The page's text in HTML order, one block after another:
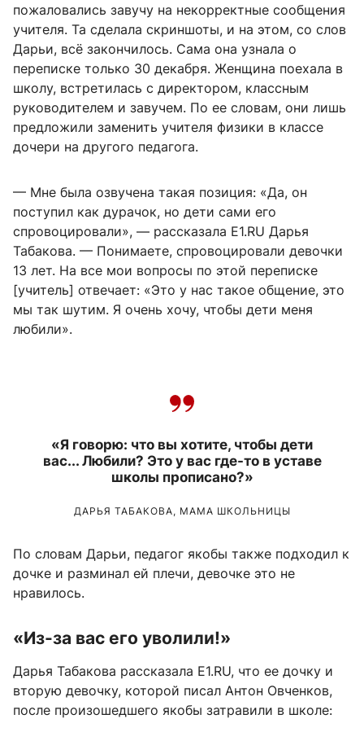
пожаловались завучу на некорректные сообщения
учителя. Та сделала скриншоты, и на этом, со слов
Дарьи, всё закончилось. Сама она узнала о
переписке только 30 декабря. Женщина поехала в
школу, встретилась с директором, классным
руководителем и завучем. По ее словам, они лишь
предложили заменить учителя физики в классе
дочери на другого педагога.
— Мне была озвучена такая позиция: «Да, он
поступил как дурачок, но дети сами его
спровоцировали», — рассказала E1.RU Дарья
Табакова. — Понимаете, спровоцировали девочки
13 лет. На все мои вопросы по этой переписке
[учитель] отвечает: «Это у нас такое общение, это
мы так шутим. Я очень хочу, чтобы дети меня
любили».
«Я говорю: что вы хотите, чтобы дети
вас... Любили? Это у вас где-то в уставе
школы прописано?»
ДАРЬЯ ТАБАКОВА, МАМА ШКОЛЬНИЦЫ
По словам Дарьи, педагог якобы также подходил к
дочке и разминал ей плечи, девочке это не
нравилось.
«Из-за вас его уволили!»
Дарья Табакова рассказала E1.RU, что ее дочку и
вторую девочку, которой писал Антон Овченков,
после произошедшего якобы затравили в школе: